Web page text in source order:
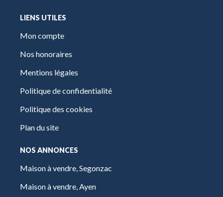
LIENS UTILES
Mon compte
Nos honoraires
Mentions légales
Politique de confidentialité
Politique des cookies
Plan du site
NOS ANNONCES
Maison à vendre, Segonzac
Maison à vendre, Ayen